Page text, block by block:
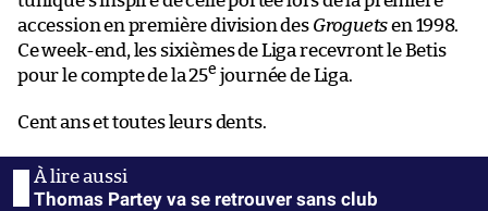
accession en première division des Groguetsen 1998.
Ce week-end, les sixièmes de Liga recevront le Betis
pour le compte de la 25e journée de Liga.
Cent ans et toutes leurs dents.
Thomas Partey va se retrouver sans club